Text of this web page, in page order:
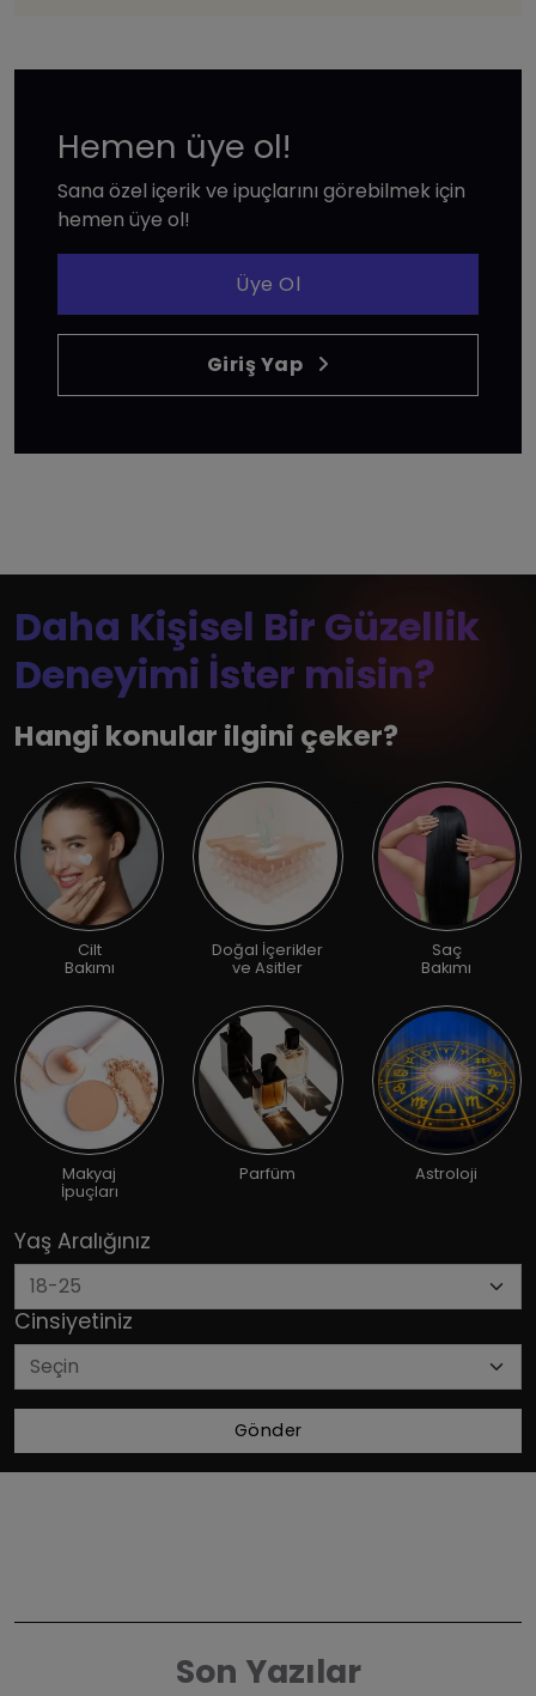
Hemen üye ol!
Sana özel içerik ve ipuçlarını görebilmek için
hemen üye ol!
Üye Ol
Giriş Yap
Daha Kişisel Bir Güzellik
Deneyimi İster misin?
Hangi konular ilgini çeker?
Cilt
Bakımı
Doğal İçerikler
ve Asitler
Saç
Bakımı
Makyaj
İpuçları
Parfüm Astroloji
Yaş Aralığınız
Cinsiyetiniz
Gönder
Son Yazılar